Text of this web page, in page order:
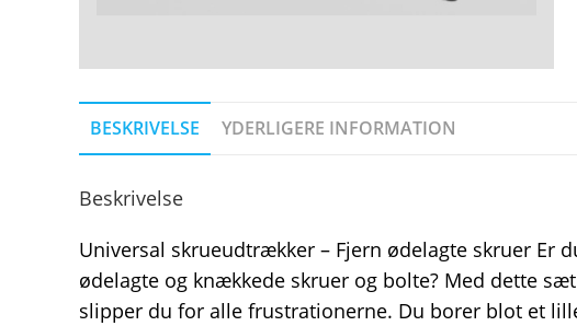
BESKRIVELSE YDERLIGERE INFORMATION
Beskrivelse
Universal skrueudtrækker – Fjern ødelagte skruer Er
ødelagte og knækkede skruer og bolte? Med dette
slipper du for alle frustrationerne. Du borer blot et